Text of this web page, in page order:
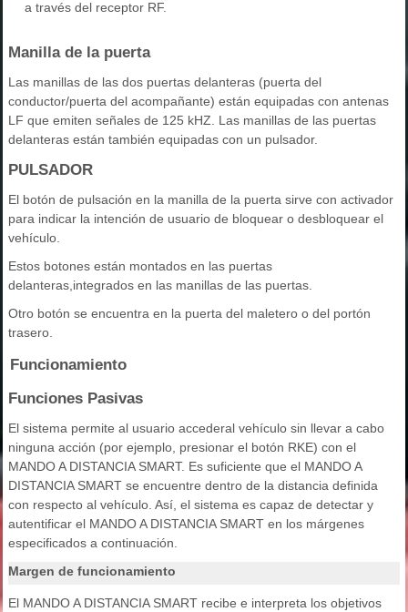
a través del receptor RF.
Manilla de la puerta
Las manillas de las dos puertas delanteras (puerta del
conductor/puerta del acompañante) están equipadas con antenas
LF que emiten señales de 125 kHZ. Las manillas de las puertas
delanteras están también equipadas con un pulsador.
PULSADOR
El botón de pulsación en la manilla de la puerta sirve con activador
para indicar la intención de usuario de bloquear o desbloquear el
vehículo.
Estos botones están montados en las puertas
delanteras,integrados en las manillas de las puertas.
Otro botón se encuentra en la puerta del maletero o del portón
trasero.
Funcionamiento
Funciones Pasivas
El sistema permite al usuario accederal vehículo sin llevar a cabo
ninguna acción (por ejemplo, presionar el botón RKE) con el
MANDO A DISTANCIA SMART. Es suficiente que el MANDO A
DISTANCIA SMART se encuentre dentro de la distancia definida
con respecto al vehículo. Así, el sistema es capaz de detectar y
autentificar el MANDO A DISTANCIA SMART en los márgenes
especificados a continuación.
Margen de funcionamiento
El MANDO A DISTANCIA SMART recibe e interpreta los objetivos